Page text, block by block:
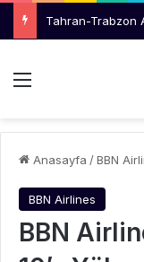
Menü
Anasayfa /BBN
BBN Airlines
BBN